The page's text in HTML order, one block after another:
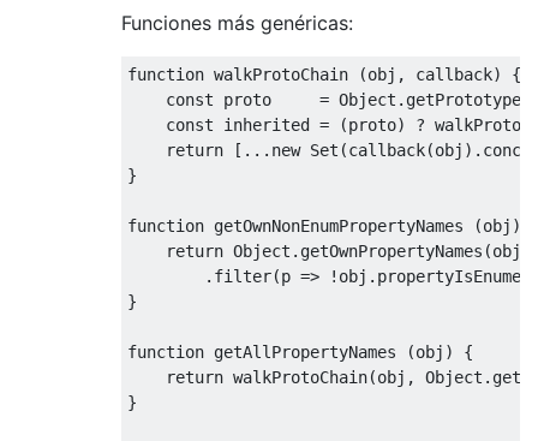
Funciones más genéricas:
function walkProtoChain (obj , callback)
{
const proto = Object .
const inherited = (proto) ?
return
[... new Set (callback(obj ).
}
function getOwnNonEnumPropertyNames (obj )
return Object . getOwnPropertyNames (obj
. filter(p => ! obj .
}
function getAllPropertyNames (obj )
{
return walkProtoChain(obj , Object .
}